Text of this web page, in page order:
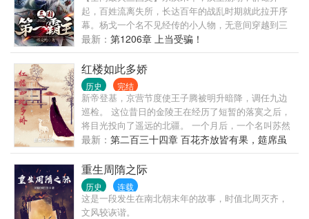
起，百姓流离失所，长达百年的战乱时期就此拉开序
幕。杨戈一个名不见经传的小人物，无意间穿越到三
国时代，成为了幽州公孙瓒的养子。眼见幽州倾覆，
无奈之下只能奋起反抗。斩袁绍，战关羽……乱世之
中成就无敌雄姿。蛮夷：“你过界了，这里不是你们汉
人的底盘！”杨戈：”不好意思，我怕后世在发生五胡乱
华的事件，所有先将你们揍服为止。”西方列强： ”I
hoped that we are the friends, not the enemy。”
最新： 第1206章 上当受骗！
红楼如此多娇
历史 完结
新帝登基，京营节度使王子腾被明升暗降，调任九边
巡检。 这位昔日的金陵王在经历了短暂的落寞之后，
将目光投向了遥远的北疆。 一个月后，一个名叫苏然
的少年在边陲之地一夜之间屠敌万人，朝堂震动。 而
此时，金陵王家一个待字闺中的女子尚不知道，这个
少年会跟自己有怎样的纠葛。 少年英雄，如玉美人，
朝堂与江湖，阴谋与背叛，无论是谁，也趟不过历史
这条长河。 既然如此，那么何不自己来主宰这历史，
打最硬的仗，喝最烈的酒，娶最漂亮的女人！
最新： 第二百三十四章 百花齐放皆有果，筵席虽
欢终需散（大结局）
重生周隋之际
历史 连载
这是一段发生在南北朝末年的故事，时值北周灭齐，
文风较诙谐。